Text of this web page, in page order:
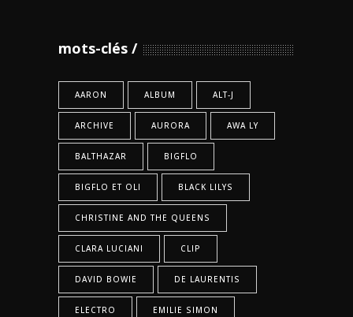
mots-clés
AARON ALBUM ALT-J
ARCHIVE AURORA AWA LY
BALTHAZAR BIGFLO
BIGFLO ET OLI BLACK LILYS
CHRISTINE AND THE QUEENS
CLARA LUCIANI CLIP
DAVID BOWIE DE LAURENTIS
ELECTRO EMILIE SIMON